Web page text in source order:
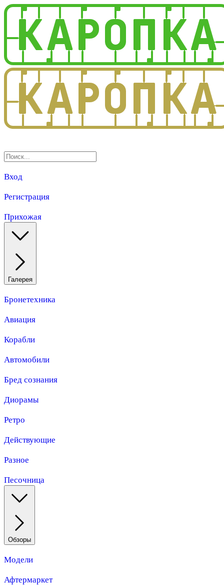
Вход
Регистрация
Прихожая
Галерея
Бронетехника
Авиация
Корабли
Автомобили
Бред сознания
Диорамы
Ретро
Действующие
Разное
Песочница
Обзоры
Модели
Афтермаркет